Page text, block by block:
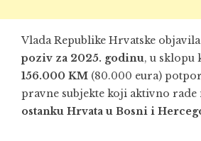
Vlada Republike Hrvatske
poziv za 2025. godinu, u sklopu
156.000 KM (80.000 eura)
pravne subjekte koji aktivno rade
ostanku Hrvata u Bosni i